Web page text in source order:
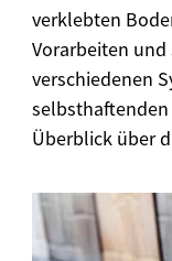
verklebten
Vorarbeiten
verschiedenen
Überblick über